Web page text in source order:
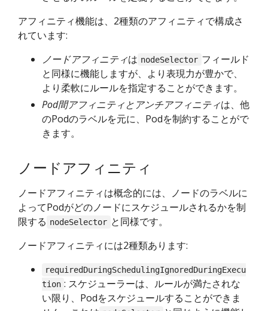
アフィニティ機能は、2種類のアフィニティで構成さ
れています:
ノードアフィニティは nodeSelector フィールド
と同様に機能しますが、より表現力が豊かで、
より柔軟にルールを指定することができます。
Pod間アフィニティとアンチアフィニティは、他
のPodのラベルを元に、Podを制約することがで
きます。
ノードアフィニティ
ノードアフィニティは概念的には、ノードのラベルに
よってPodがどのノードにスケジュールされるかを制
限する nodeSelector と同様です。
ノードアフィニティには2種類あります:
requiredDuringSchedulingIgnoredDuringExecu
tion : スケジューラーは、ルールが満たされな
い限り、Podをスケジュールすることができま